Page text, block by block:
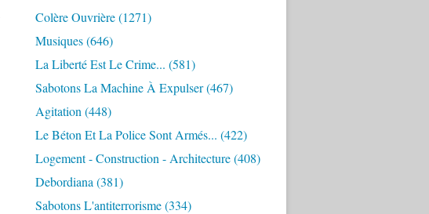
Colère Ouvrière(1271)
Musiques(646)
La Liberté Est Le Crime... (581)
Sabotons La Machine À Expulser(467)
Agitation (448)
Le Béton Et La Police Sont Armés... (422)
Logement - Construction - Architecture(408)
Debordiana (381)
Sabotons L'antiterrorisme(334)